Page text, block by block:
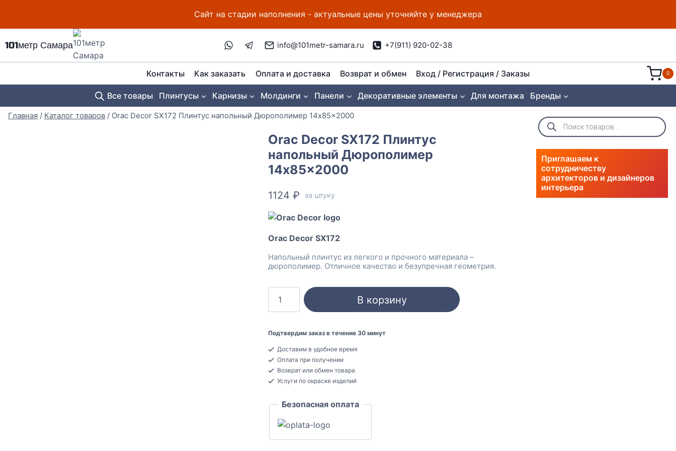
содержимому
Сайт на стадии наполнения - актуальные цены уточняйте у менеджера
101метр Самара info@101metr-samara.ru +7(911) 920-02-38
Контакты Как заказать Оплата и доставка Возврат и обмен Вход / Регистрация / Заказы 0
Все товары Плинтусы Карнизы Молдинги Панели Декоративные элементы Для монтажа Бренды
Главная / Каталог товаров / Orac Decor SX172 Плинтус напольный Дюрополимер 14x85x2000
Orac Decor SX172 Плинтус
напольный Дюрополимер
14x85x2000
1124 ₽ за штуку
Orac Decor SX172
Напольный плинтус из легкого и прочного материала –
дюрополимер. Отличное качество и безупречная геометрия.
Количество
товара
Decor
Плинтус
напольный
Дюрополимер
В корзину
Подтвердим заказ в течение 30 минут
Доставим в удобное время
Оплата при получении
Возврат или обмен товара
Услуги по окраске изделий
Безопасная оплата
Поиск
товаров
Приглашаем к
сотрудничеству
архитекторов и дизайнеров
интерьера